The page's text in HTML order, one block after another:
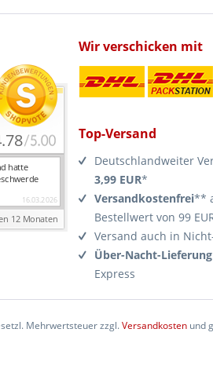
Wir verschicken mit
Top-Versand
Deutschlandweiter
3,99 EUR*
Versandkostenfrei**
Bestellwert von 99
Versand auch in
Über-Nacht-Lieferung
Express
Mehrwertsteuer zzgl.Versandkosten und